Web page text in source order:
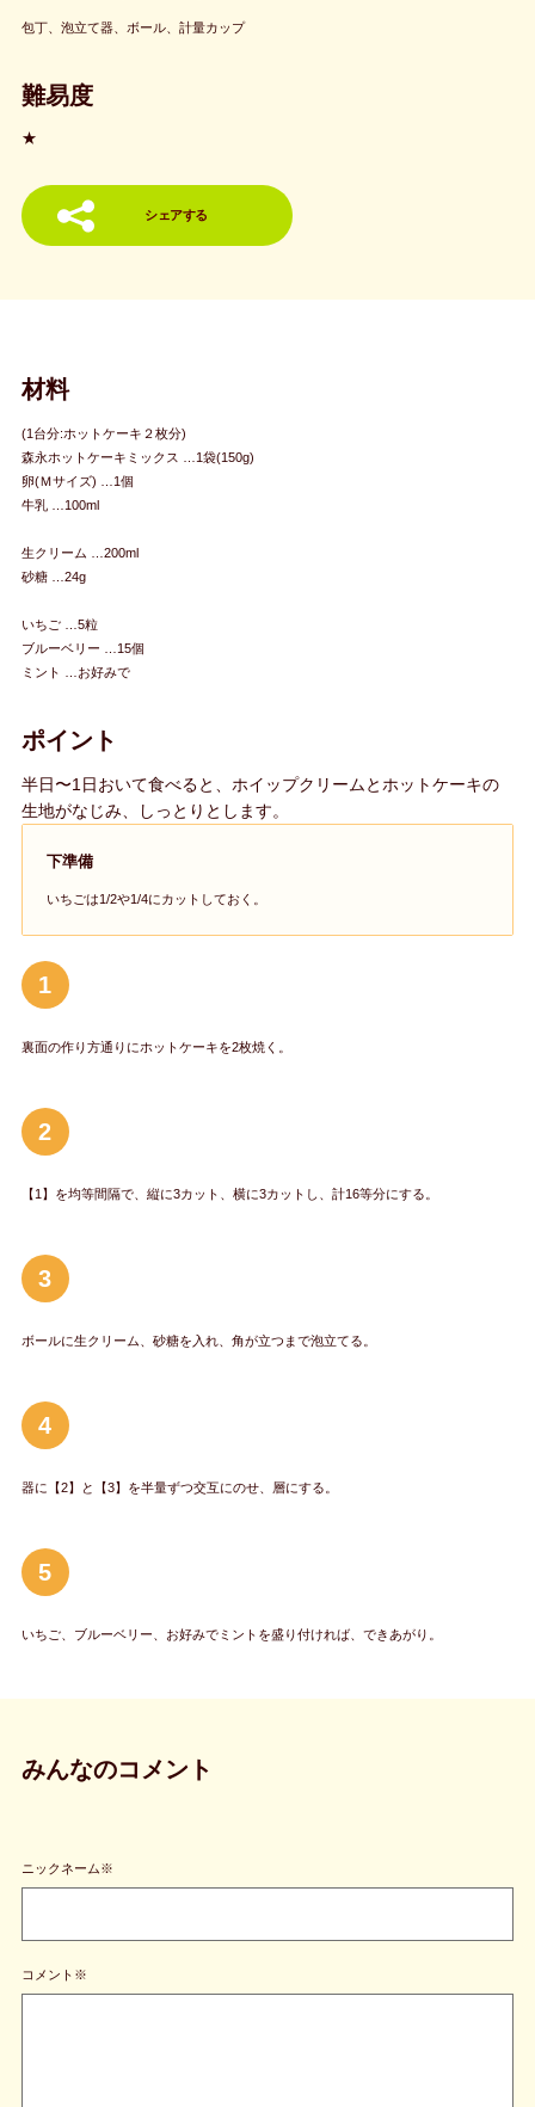
包丁、泡立て器、ボール、計量カップ
難易度
★
シェアする
材料
(1台分:ホットケーキ２枚分)
森永ホットケーキミックス …1袋(150g)
卵(Ｍサイズ) …1個
牛乳 …100ml
生クリーム …200ml
砂糖 …24g
いちご …5粒
ブルーベリー …15個
ミント …お好みで
ポイント
半日〜1日おいて食べると、ホイップクリームとホットケーキの
生地がなじみ、しっとりとします。
下準備
いちごは1/2や1/4にカットしておく。
1
裏面の作り方通りにホットケーキを2枚焼く。
2
【1】を均等間隔で、縦に3カット、横に3カットし、計16等分にする。
3
ボールに生クリーム、砂糖を入れ、角が立つまで泡立てる。
4
器に【2】と【3】を半量ずつ交互にのせ、層にする。
5
いちご、ブルーベリー、お好みでミントを盛り付ければ、できあがり。
みんなのコメント
ニックネーム※
コメント※